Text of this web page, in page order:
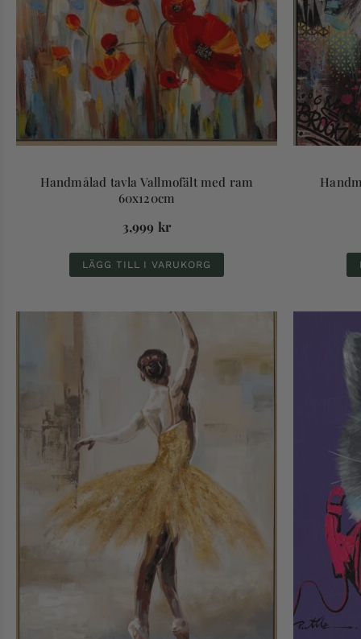
Handmålad tavla Vallmofält med ram
60x120cm
3,999 kr
LÄGG TILL I VARUKORG